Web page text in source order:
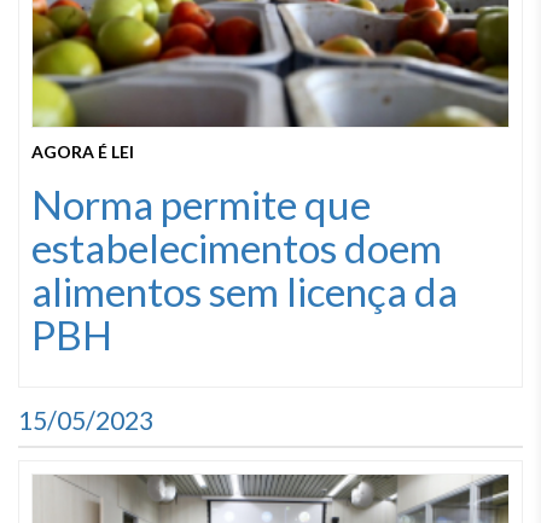
AGORA É LEI
Norma permite que
estabelecimentos doem
alimentos sem licença da
PBH
15/05/2023